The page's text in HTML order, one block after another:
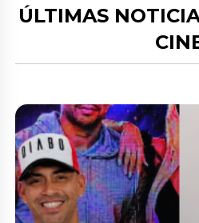
ÚLTIMAS